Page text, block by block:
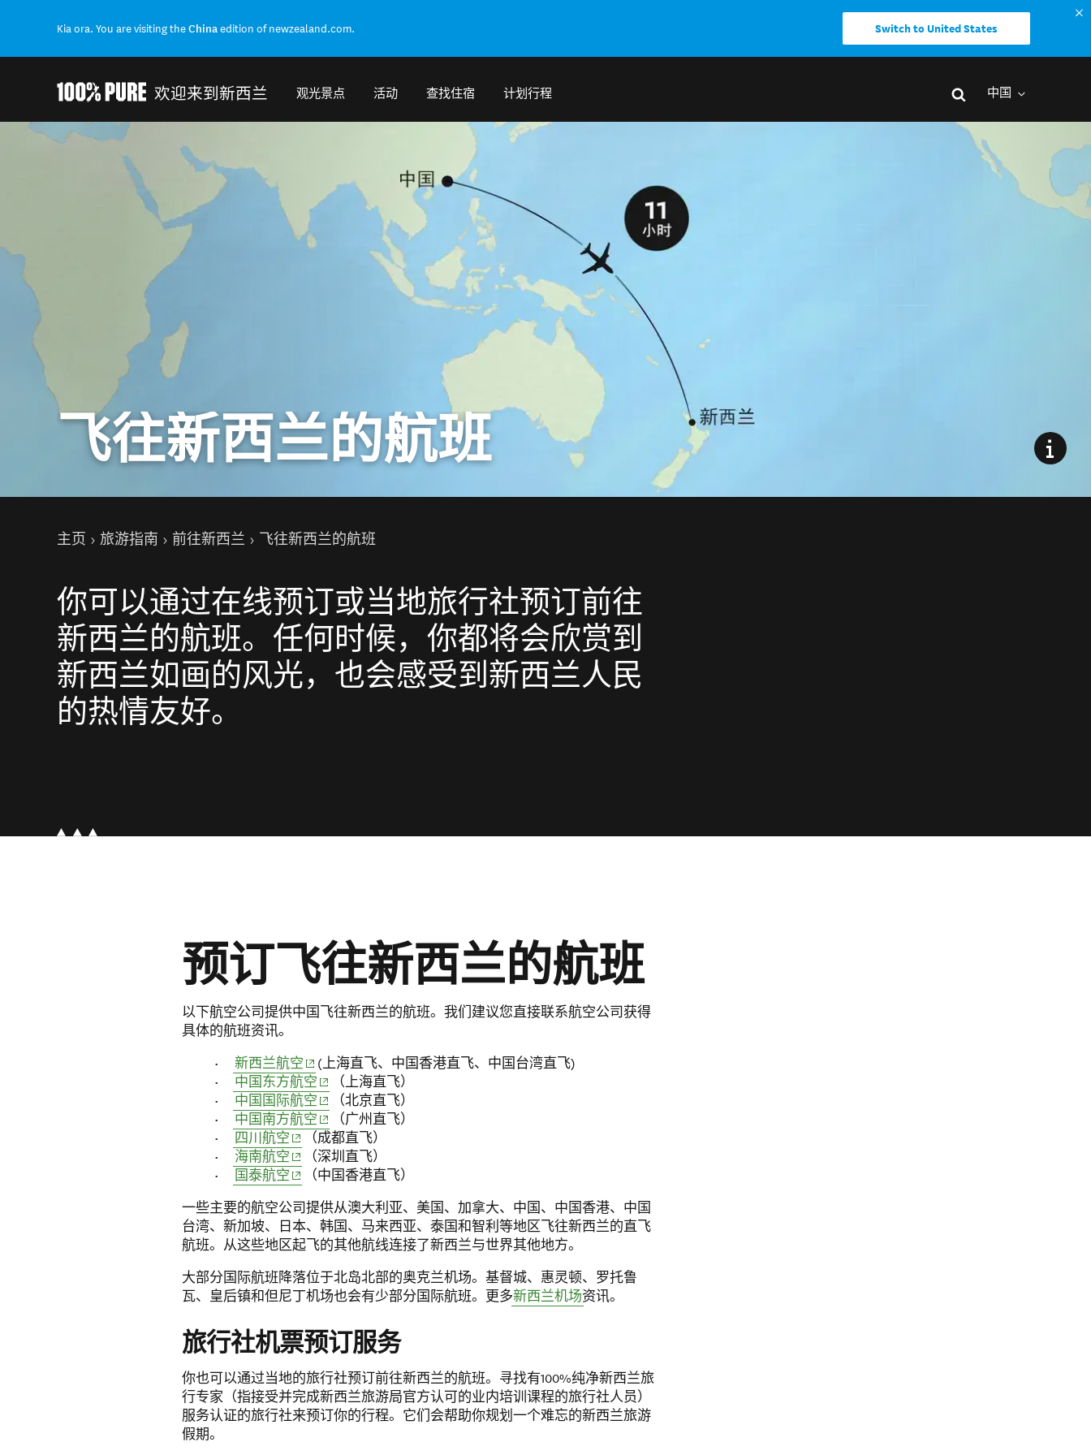
Kia ora. You are visiting theChinaedition of newzealand.com. Switch to United States
欢迎来到新西兰 观光景点 活动 查找住宿 计划行程 中国
Back to my results
飞往新西兰的航班
你的位置
主页 旅游指南 前往新西兰 飞往新西兰的航班
你可以通过在线预订或当地旅行社预订前往
新西兰的航班。任何时候，你都将会欣赏到
新西兰如画的风光，也会感受到新西兰人民
的热情友好。
预订飞往新西兰的航班
以下航空公司提供中国飞往新西兰的航班。我们建议您直接联系航空公司获得
具体的航班资讯。
新西兰航空 (opens in new window)
(上海直飞、中国香港直飞、中国台湾直飞)
中国东方航空 (opens in new window)
（上海直飞）
中国国际航空 (opens in new window)
（北京直飞）
中国南方航空 (opens in new window)
（广州直飞）
四川航空 (opens in new window)
（成都直飞）
海南航空 (opens in new window)
（深圳直飞）
国泰航空 (opens in new window)
（中国香港直飞）
一些主要的航空公司提供从澳大利亚、美国、加拿大、中国、中国香港、中国
台湾、新加坡、日本、韩国、马来西亚、泰国和智利等地区飞往新西兰的直飞
航班。从这些地区起飞的其他航线连接了新西兰与世界其他地方。
大部分国际航班降落位于北岛北部的奥克兰机场。基督城、惠灵顿、罗托鲁
瓦、皇后镇和但尼丁机场也会有少部分国际航班。更多新西兰机场资讯。
旅行社机票预订服务
你也可以通过当地的旅行社预订前往新西兰的航班。寻找有100%纯净新西兰旅
行专家（指接受并完成新西兰旅游局官方认可的业内培训课程的旅行社人员）
服务认证的旅行社来预订你的行程。它们会帮助你规划一个难忘的新西兰旅游
假期。